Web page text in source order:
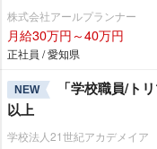
株式会社アールプランナー
月給30万円～40万円
正社員 / 愛知県
NEW
「学校職員/ト
以上
学校法人21世紀アカデメイア